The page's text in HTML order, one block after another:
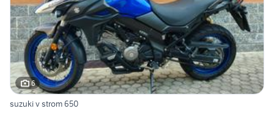
6
suzuki v strom 650